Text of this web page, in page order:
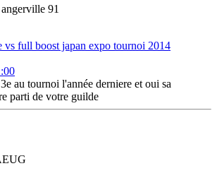
91
vs full boost japan expo tournoi 2014
au tournoi l'année derniere et oui sa
parti de votre guilde